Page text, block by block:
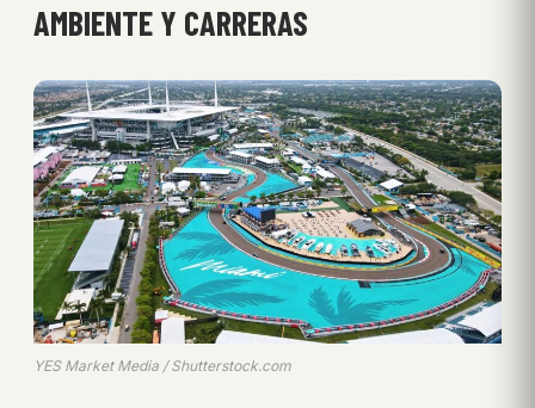
AMBIENTE Y CARRERAS
YES Market Media / Shutterstock.com